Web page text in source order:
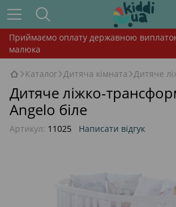
Приймаємо оплату державною
малюка
Каталог Дитяча кімната Дитяче
Дитяче ліжко-
Angelo біле
Артикул: 11025 Написати відгук